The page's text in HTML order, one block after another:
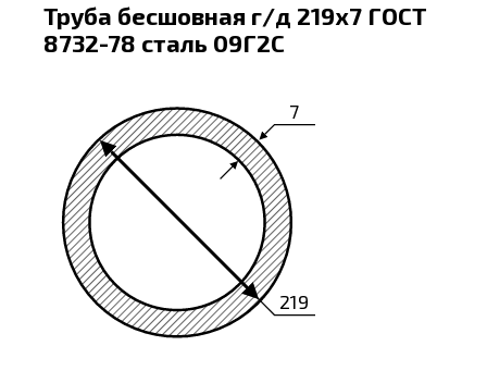
Труба бесшовная г/д 219х7 ГОСТ
8732-78 сталь 09Г2С
219
7